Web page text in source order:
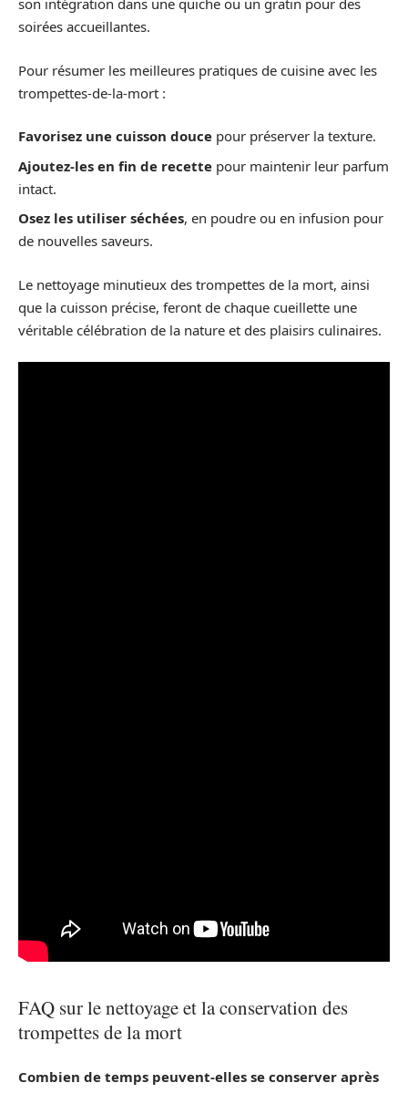
son intégration dans une quiche ou un gratin pour des
soirées accueillantes.
Pour résumer les meilleures pratiques de cuisine avec les
trompettes-de-la-mort :
Favorisez une cuisson douce pour préserver la texture.
Ajoutez-les en fin de recette pour maintenir leur parfum
intact.
Osez les utiliser séchées, en poudre ou en infusion pour
de nouvelles saveurs.
Le nettoyage minutieux des trompettes de la mort, ainsi
que la cuisson précise, feront de chaque cueillette une
véritable célébration de la nature et des plaisirs culinaires.
FAQ sur le nettoyage et la conservation des
trompettes de la mort
Combien de temps peuvent-elles se conserver après